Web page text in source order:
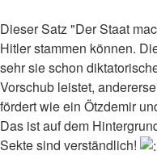
Dieser Satz "Der Staat
Hitler stammen können.
sehr sie schon
Vorschub leistet,
fördert wie ein Ötzdemir
Das ist auf dem
Sekte sind verständlich!